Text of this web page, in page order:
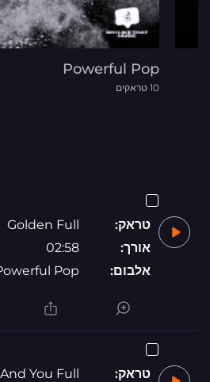
Powerful Pop
10 טראקים
טראק:
Golden Full
אורך:
02:58
אלבום:
Pop
טראק:
You Full